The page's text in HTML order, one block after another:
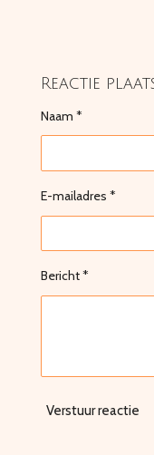
Reactie
Naam *
E-mailadres *
Bericht *
Verstuur reactie